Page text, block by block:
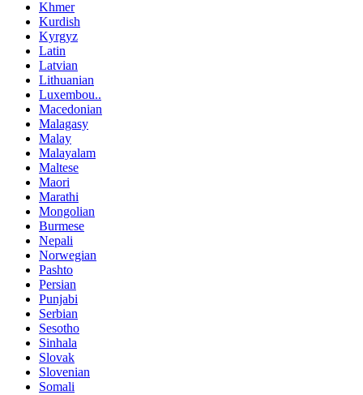
Khmer
Kurdish
Kyrgyz
Latin
Latvian
Lithuanian
Luxembou..
Macedonian
Malagasy
Malay
Malayalam
Maltese
Maori
Marathi
Mongolian
Burmese
Nepali
Norwegian
Pashto
Persian
Punjabi
Serbian
Sesotho
Sinhala
Slovak
Slovenian
Somali